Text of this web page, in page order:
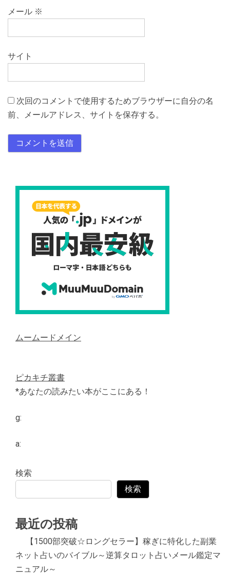
メール ※
サイト
次回のコメントで使用するためブラウザーに自分の名
前、メールアドレス、サイトを保存する。
ムームードメイン
ピカキチ叢書
*あなたの読みたい本がここにある！
g:
a:
検索
検索
最近の投稿
【1500部突破☆ロングセラー】稼ぎに特化した副業
ネット占いのバイブル～逆算タロット占いメール鑑定マ
ニュアル～